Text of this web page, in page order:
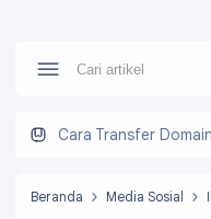
Beranda Media Sosial